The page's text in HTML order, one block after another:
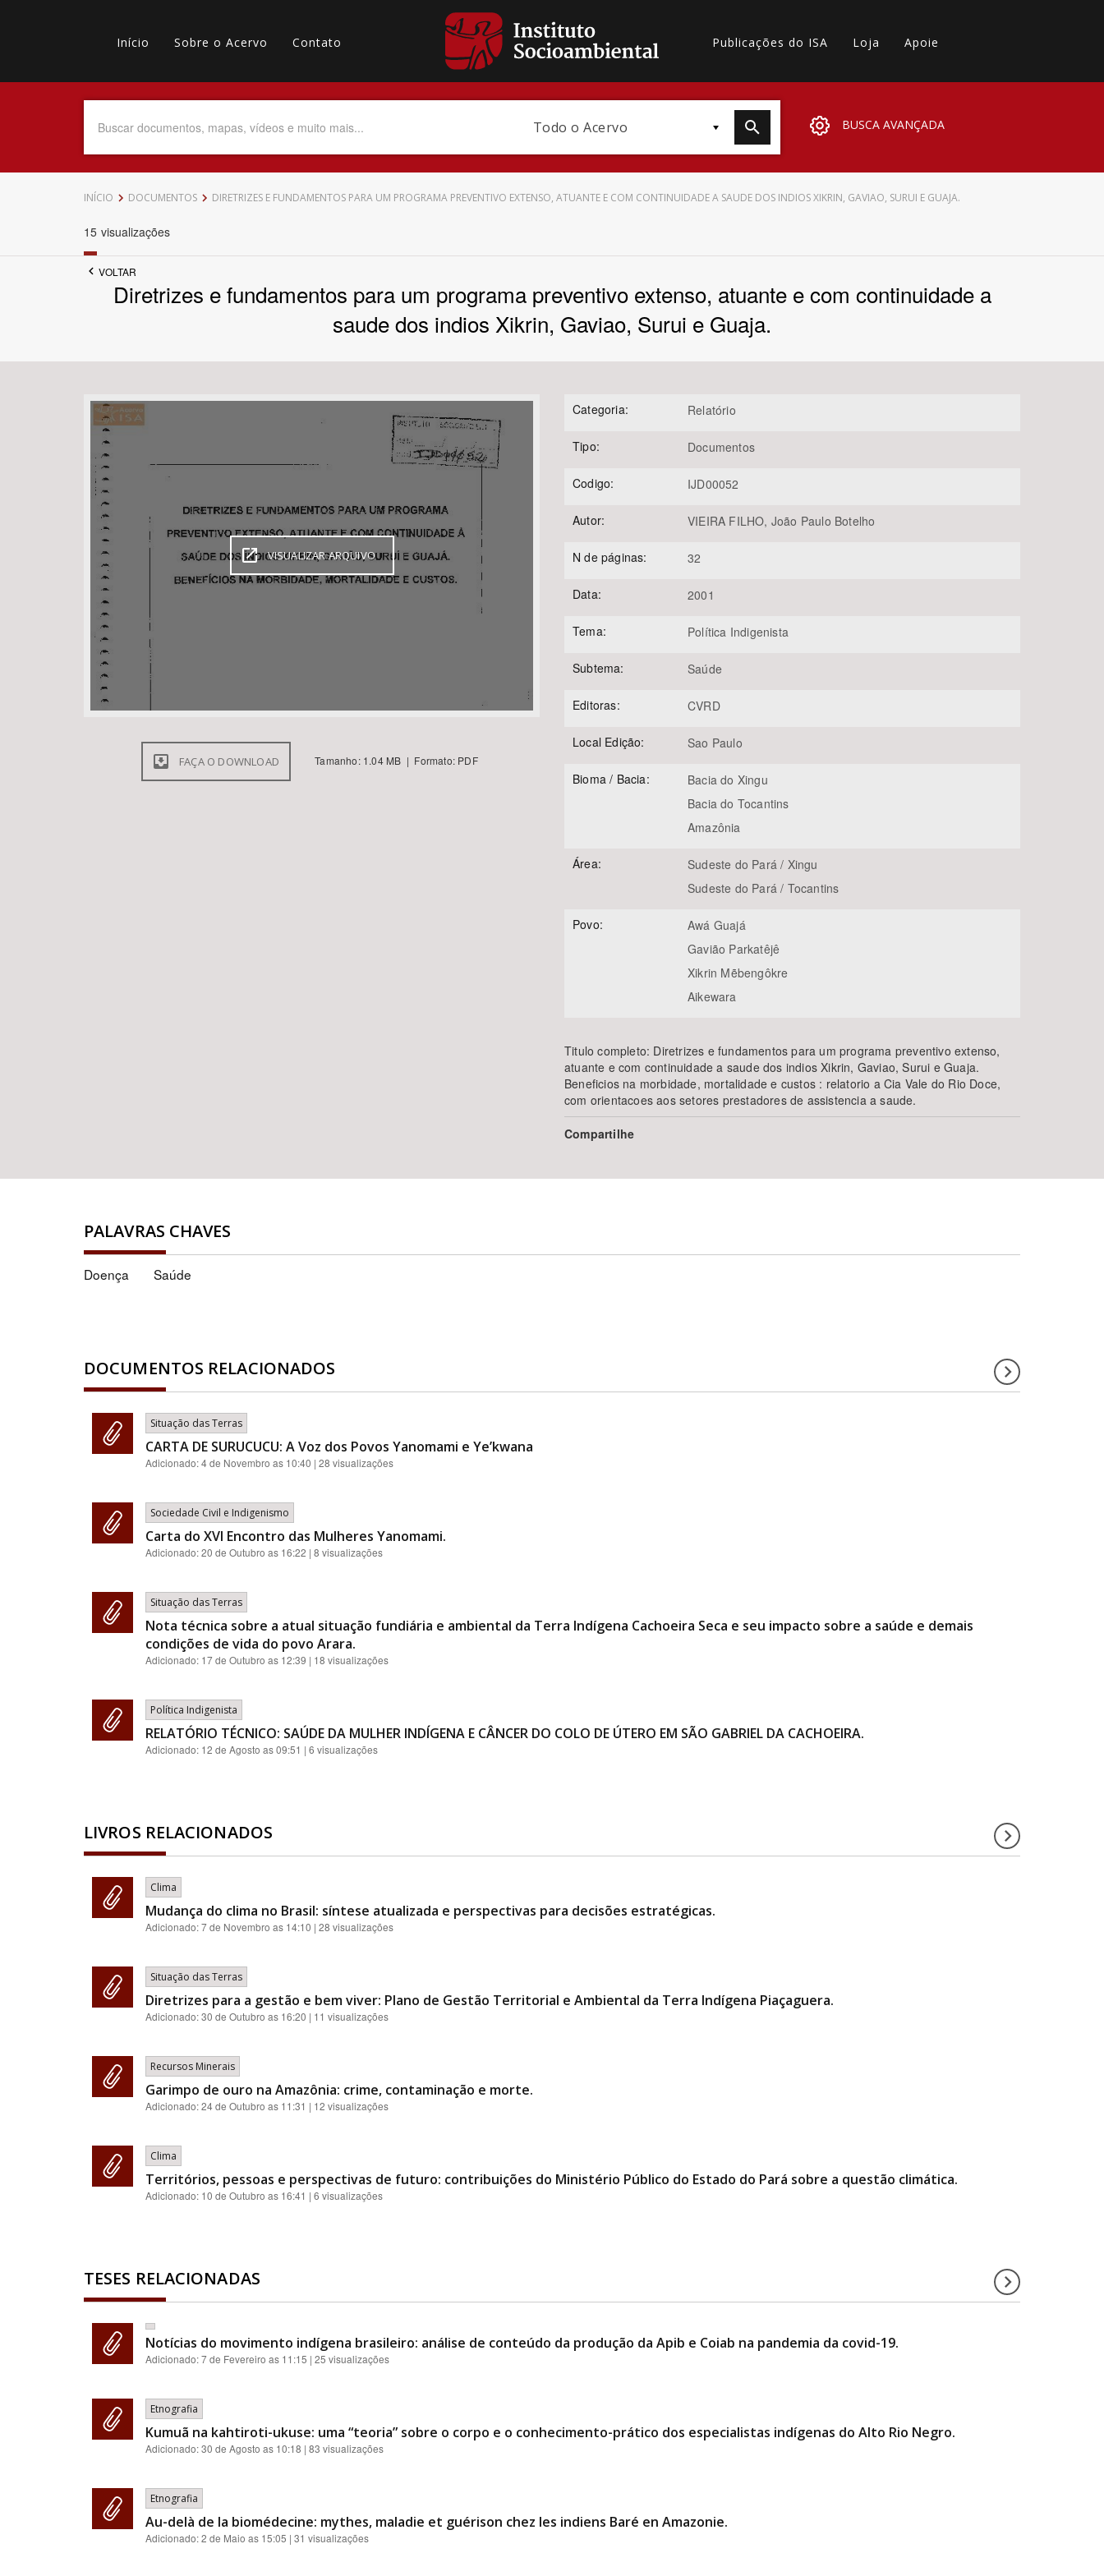
Main
navigation
Início Sobre o Acervo Contato
secundário
Publicações do ISA Loja Apoie
Todo o Acervo BUSCA AVANÇADA
Data do Documento Até
Povo Indígena
Tema Subtema
Área de Levantamento Área Protegida
INÍCIO DOCUMENTOS DIRETRIZES E FUNDAMENTOS PARA UM PROGRAMA PREVENTIVO EXTENSO, ATUANTE E COM CONTINUIDADE A SAUDE DOS INDIOS XIKRIN, GAVIAO, SURUI E GUAJA.
15 visualizações
VOLTAR
Diretrizes e fundamentos para um programa preventivo extenso, atuante e com continuidade a
saude dos indios Xikrin, Gaviao, Surui e Guaja.
VISUALIZAR ARQUIVO
FAÇA O DOWNLOAD Tamanho: 1.04 MB | Formato: PDF
Categoria: Relatório
Tipo: Documentos
Codigo: IJD00052
Autor: VIEIRA FILHO, João Paulo Botelho
N de páginas: 32
Data: 2001
Tema: Política Indigenista
Subtema: Saúde
Editoras: CVRD
Local Edição: Sao Paulo
Bioma / Bacia:
Bacia do Xingu
Bacia do Tocantins
Amazônia
Área:
Sudeste do Pará / Xingu
Sudeste do Pará / Tocantins
Povo:
Awá Guajá
Gavião Parkatêjê
Xikrin Mẽbengôkre
Aikewara
Titulo completo: Diretrizes e fundamentos para um programa preventivo extenso,
atuante e com continuidade a saude dos indios Xikrin, Gaviao, Surui e Guaja.
Beneficios na morbidade, mortalidade e custos : relatorio a Cia Vale do Rio Doce,
com orientacoes aos setores prestadores de assistencia a saude.
Compartilhe
PALAVRAS CHAVES
Doença Saúde
DOCUMENTOS RELACIONADOS
Situação das Terras
CARTA DE SURUCUCU: A Voz dos Povos Yanomami e Ye’kwana
Adicionado:4 de Novembro as 10:40 | 28 visualizações
Sociedade Civil e Indigenismo
Carta do XVI Encontro das Mulheres Yanomami.
Adicionado:20 de Outubro as 16:22 | 8 visualizações
Situação das Terras
Nota técnica sobre a atual situação fundiária e ambiental da Terra Indígena Cachoeira Seca e seu impacto sobre a saúde e demais
condições de vida do povo Arara.
Adicionado: 17 de Outubro as 12:39 | 18 visualizações
Política Indigenista
RELATÓRIO TÉCNICO: SAÚDE DA MULHER INDÍGENA E CÂNCER DO COLO DE ÚTERO EM SÃO GABRIEL DA CACHOEIRA.
Adicionado: 12 de Agosto as 09:51 | 6 visualizações
LIVROS RELACIONADOS
Clima
Mudança do clima no Brasil: síntese atualizada e perspectivas para decisões estratégicas.
Adicionado:7 de Novembro as 14:10 | 28 visualizações
Situação das Terras
Diretrizes para a gestão e bem viver: Plano de Gestão Territorial e Ambiental da Terra Indígena Piaçaguera.
Adicionado:30 de Outubro as 16:20 | 11 visualizações
Recursos Minerais
Garimpo de ouro na Amazônia: crime, contaminação e morte.
Adicionado:24 de Outubro as 11:31 | 12 visualizações
Clima
Territórios, pessoas e perspectivas de futuro: contribuições do Ministério Público do Estado do Pará sobre a questão climática.
Adicionado: 10 de Outubro as 16:41 | 6 visualizações
TESES RELACIONADAS
Notícias do movimento indígena brasileiro: análise de conteúdo da produção da Apib e Coiab na pandemia da covid-19.
Adicionado:7 de Fevereiro as 11:15 | 25 visualizações
Etnografia
Kumuã na kahtiroti-ukuse: uma “teoria” sobre o corpo e o conhecimento-prático dos especialistas indígenas do Alto Rio Negro.
Adicionado:30 de Agosto as 10:18 | 83 visualizações
Etnografia
Au-delà de la biomédecine: mythes, maladie et guérison chez les indiens Baré en Amazonie.
Adicionado:2 de Maio as 15:05 | 31 visualizações